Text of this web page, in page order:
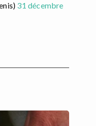
31 décembre